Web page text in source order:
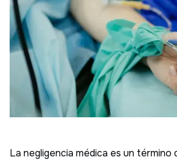
La negligencia médica es un término